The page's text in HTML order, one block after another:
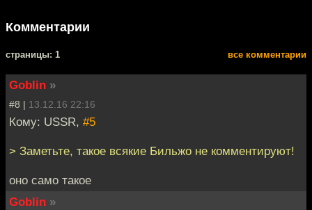
Комментарии
cтраницы: 1 все комментарии
Goblin »
#8 | 13.12.16 22:16
Кому: USSR, #5
> Заметьте, такое всякие Бильжо не комментируют!
оно само такое
Goblin »